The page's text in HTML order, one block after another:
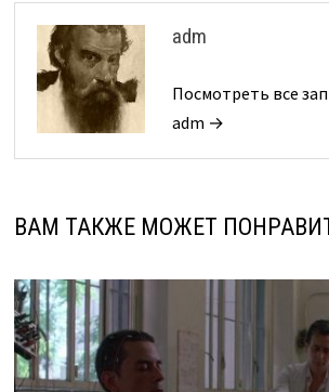
adm
Посмотреть все
adm →
ВАМ ТАКЖЕ МОЖЕТ